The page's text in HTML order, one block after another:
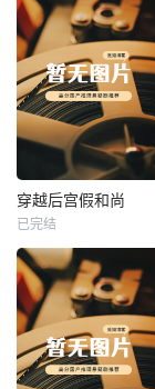
热播
未知
穿越后宫假和尚
已完结